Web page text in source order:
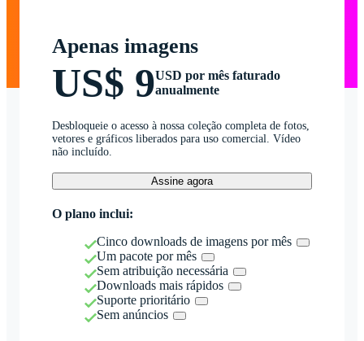
Apenas imagens
US$ 9USD por mês faturado
anualmente
Desbloqueie o acesso à nossa coleção completa de fotos,
vetores e gráficos liberados para uso comercial. Vídeo
não incluído.
Assine agora
O plano inclui:
Cinco downloads de imagens por mês
Um pacote por mês
Sem atribuição necessária
Downloads mais rápidos
Suporte prioritário
Sem anúncios